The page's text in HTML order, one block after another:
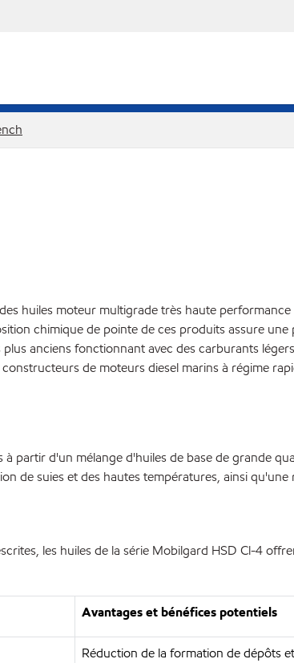
huiles moteur multigrade très haute
chimique de pointe de ces produits assure
anciens fonctionnant avec des carburants
de moteurs diesel marins à régime
partir d'un mélange d'huiles de base de grande
de suies et des hautes températures, ainsi
les huiles de la série Mobilgard HSD Cl-4
Avantages et bénéfices potentiels
Réduction de la formation de dépôts